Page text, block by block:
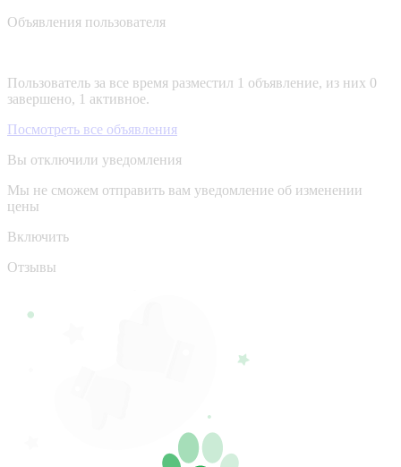
Объявления пользователя
Пользователь за все время разместил 1 объявление, из них 0
завершено, 1 активное.
Посмотреть все объявления
Вы отключили уведомления
Мы не сможем отправить вам уведомление об изменении
цены
Включить
Отзывы